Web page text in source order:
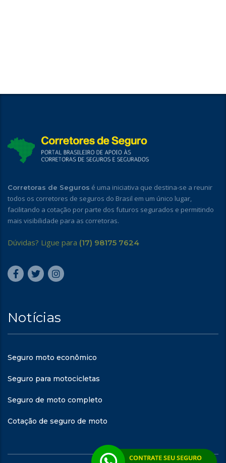
Corretoras de Seguros é uma iniciativa que destina-se a reunir
todos os corretores de seguros do Brasil em um único lugar,
facilitando a cotação por parte dos futuros segurados e permitindo
mais visibilidade para as corretoras.
Dúvidas? Ligue para (17) 98175 7624
Notícias
Seguro moto econômico
Seguro para motocicletas
Seguro de moto completo
Cotação de seguro de moto